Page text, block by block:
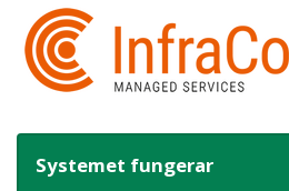
Systemet fungerar